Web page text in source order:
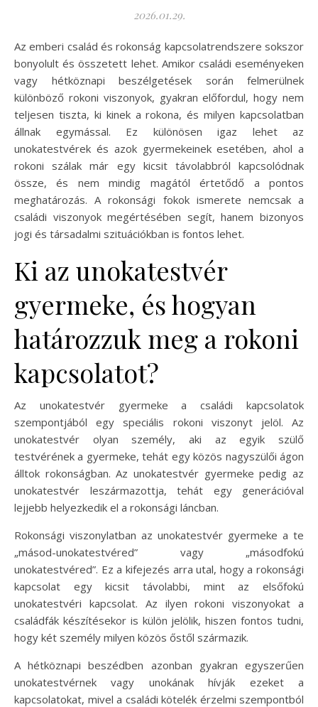
2026.01.29.
Az emberi család és rokonság kapcsolatrendszere sokszor
bonyolult és összetett lehet. Amikor családi eseményeken
vagy hétköznapi beszélgetések során felmerülnek
különböző rokoni viszonyok, gyakran előfordul, hogy nem
teljesen tiszta, ki kinek a rokona, és milyen kapcsolatban
állnak egymással. Ez különösen igaz lehet az
unokatestvérek és azok gyermekeinek esetében, ahol a
rokoni szálak már egy kicsit távolabbról kapcsolódnak
össze, és nem mindig magától értetődő a pontos
meghatározás. A rokonsági fokok ismerete nemcsak a
családi viszonyok megértésében segít, hanem bizonyos
jogi és társadalmi szituációkban is fontos lehet.
Ki az unokatestvér
gyermeke, és hogyan
határozzuk meg a rokoni
kapcsolatot?
Az unokatestvér gyermeke a családi kapcsolatok
szempontjából egy speciális rokoni viszonyt jelöl. Az
unokatestvér olyan személy, aki az egyik szülő
testvérének a gyermeke, tehát egy közös nagyszülői ágon
álltok rokonságban. Az unokatestvér gyermeke pedig az
unokatestvér leszármazottja, tehát egy generációval
lejjebb helyezkedik el a rokonsági láncban.
Rokonsági viszonylatban az unokatestvér gyermeke a te
„másod-unokatestvéred” vagy „másodfokú
unokatestvéred”. Ez a kifejezés arra utal, hogy a rokonsági
kapcsolat egy kicsit távolabbi, mint az elsőfokú
unokatestvéri kapcsolat. Az ilyen rokoni viszonyokat a
családfák készítésekor is külön jelölik, hiszen fontos tudni,
hogy két személy milyen közös őstől származik.
A hétköznapi beszédben azonban gyakran egyszerűen
unokatestvérnek vagy unokának hívják ezeket a
kapcsolatokat, mivel a családi kötelék érzelmi szempontból